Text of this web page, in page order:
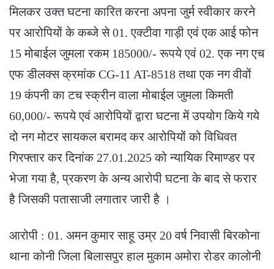
मिलकर उक्त घटना कारित करना अपना जुर्म स्वीकार करने
पर आरोपियों के कब्जे से 01. एक्टीवा गाड़ी एवं एक आई फोन
15 मोबाईल जुमला रकम 185000/- रूपये एवं 02. एक नग एच
एफ डीलक्स क्रमांक CG-11 AT-8518 तथा एक नग वीवों
19 कंपनी का टच स्क्रीन वाला मोबाईल जुमला किमती
60,000/- रूपये एवं आरोपियों द्वारा घटना में उपयोग किये गये
दो नग मोटर सायकल बरामद कर आरोपियों को विधिवत
गिरफ्तार कर दिनांक 27.01.2025 को न्यायिक रिमाण्डर पर
भेजा गया है, प्रकरण के अन्य आरोपी घटना के बाद से फरार
है जिसकी पतासाजी लगातार जारी है ।
आरोपी : 01. अमन कुमार साहू उम्र 20 वर्ष निवासी बिरकोना
थाना कोनी जिला बिलासपुर हाल मुकाम अमोरा रोडर कालोनी